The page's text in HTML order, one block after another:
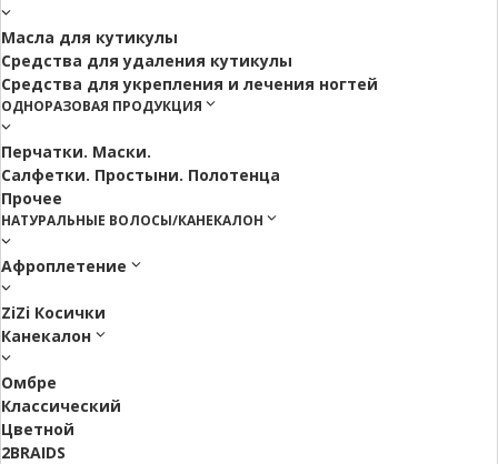
Масла для кутикулы
Средства для удаления кутикулы
Средства для укрепления и лечения ногтей
ОДНОРАЗОВАЯ ПРОДУКЦИЯ
Перчатки. Маски.
Салфетки. Простыни. Полотенца
Прочее
НАТУРАЛЬНЫЕ ВОЛОСЫ/КАНЕКАЛОН
Афроплетение
ZiZi Косички
Канекалон
Омбре
Классический
Цветной
2BRAIDS